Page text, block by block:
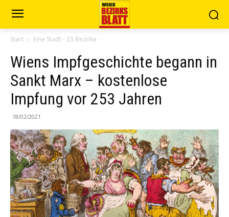
Start Eine Stadt - 23 Bezirke
Wiens Impfgeschichte begann in
Sankt Marx – kostenlose
Impfung vor 253 Jahren
18/02/2021